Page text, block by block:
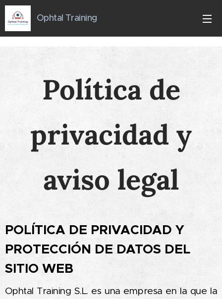
Ophtal Training
Política de
privacidad y
aviso legal
POLÍTICA DE PRIVACIDAD Y
PROTECCIÓN DE DATOS DEL
SITIO WEB
Ophtal Training S.L. es una empresa en la que la